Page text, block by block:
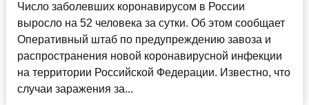
Число заболевших коронавирусом в России
выросло на 52 человека за сутки. Об этом сообщает
Оперативный штаб по предупреждению завоза и
распространения новой коронавирусной инфекции
на территории Российской Федерации. Известно, что
случаи заражения за...